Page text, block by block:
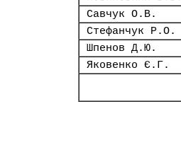
Савчук О.В.
Стефанчук Р.О.
Шпенов Д.Ю.
Яковенко Є.Г.